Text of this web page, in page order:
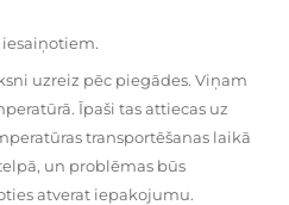
uzreiz pēc piegādes. Viņam
Īpaši tas attiecas uz
transportēšanas laikā
un problēmas būs
atverat iepakojumu.